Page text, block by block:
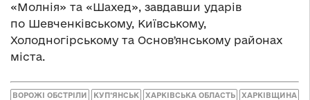
«Молнія» та «Шахед», завдавши ударів
по Шевченківському, Київському,
Холодногірському та Основʼянському районах
міста.
ВОРОЖІ ОБСТРІЛИ КУП‘ЯНСЬК ХАРКІВСЬКА ОБЛАСТЬ ХАРКІВЩИНА